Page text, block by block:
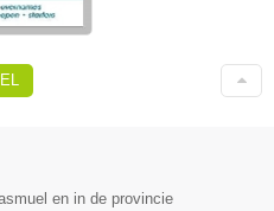
en in de provincie